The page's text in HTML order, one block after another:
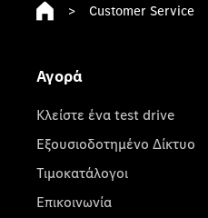
> Customer Service
Αγορά
Κλείστε ένα test drive
Εξουσιοδοτημένο Δίκτυο
Τιμοκατάλογοι
Επικοινωνία